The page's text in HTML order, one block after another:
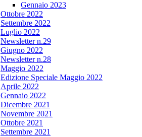
Gennaio 2023
Ottobre 2022
Settembre 2022
Luglio 2022
Newsletter n.29
Giugno 2022
Newsletter n.28
Maggio 2022
Edizione Speciale Maggio 2022
Aprile 2022
Gennaio 2022
Dicembre 2021
Novembre 2021
Ottobre 2021
Settembre 2021